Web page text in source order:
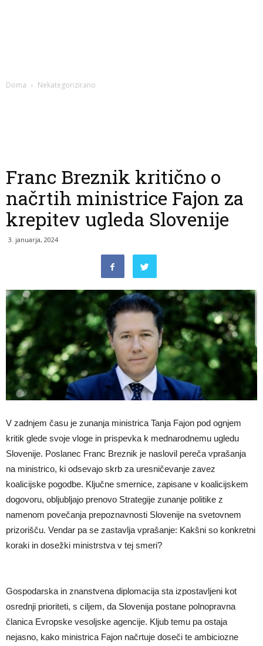
Doma Nekategorizirano
Franc Breznik kritično o
načrtih ministrice Fajon za
krepitev ugleda Slovenije
3. januarja, 2024
V zadnjem času je zunanja ministrica Tanja Fajon pod ognjem
kritik glede svoje vloge in prispevka k mednarodnemu ugledu
Slovenije. Poslanec Franc Breznik je naslovil pereča vprašanja
na ministrico, ki odsevajo skrb za uresničevanje zavez
koalicijske pogodbe. Ključne smernice, zapisane v koalicijskem
dogovoru, obljubljajo prenovo Strategije zunanje politike z
namenom povečanja prepoznavnosti Slovenije na svetovnem
prizorišču. Vendar pa se zastavlja vprašanje: Kakšni so konkretni
koraki in dosežki ministrstva v tej smeri?
Gospodarska in znanstvena diplomacija sta izpostavljeni kot
osrednji prioriteti, s ciljem, da Slovenija postane polnopravna
članica Evropske vesoljske agencije. Kljub temu pa ostaja
nejasno, kako ministrica Fajon načrtuje doseči te ambiciozne